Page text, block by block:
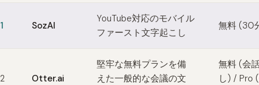
1 SozAI
YouTube対応のモバイル
ファースト文字起こし
無料 (30
2 Otter.ai
堅牢な無料プランを備
えた一般的な会議の文
無料 (会
し) / Pro